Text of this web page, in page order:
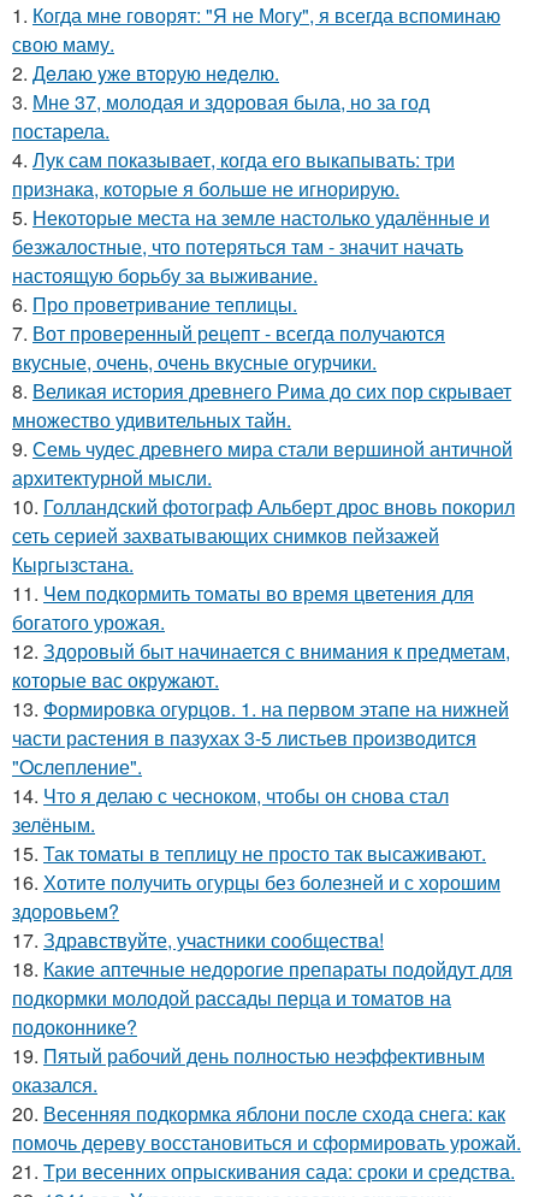
1. Когда мне говорят: "Я не Могу", я всегда вспоминаю
свою маму.
2. Дeлaю yжe втopую нeдeлю.
3. Мне 37, молодая и здоровая была, но за год
постарела.
4. Лук сам показывает, когда его выкапывать: три
признака, которые я больше не игнорирую.
5. Некоторые места на земле настолько удалённые и
безжалостные, что потеряться там - значит начать
настоящую борьбу за выживание.
6. Про проветривание теплицы.
7. Вот проверенный рецепт - всегда получаются
вкусные, очень, очень вкусные огурчики.
8. Великая история древнего Рима до сих пор скрывает
множество удивительных тайн.
9. Семь чудес древнего мира стали вершиной античной
архитектурной мысли.
10. Голландский фотограф Альберт дрос вновь покорил
сеть серией захватывающих снимков пейзажей
Кыргызстана.
11. Чем пoдкормить тoматы во время цветения для
богатого урожая.
12. Здоровый быт начинается с внимания к предметам,
которые вас окружают.
13. Формировка огурцoв. 1. на пeрвoм этапе на нижней
части растения в пазухах 3-5 листьев пpoизвoдится
"Oслепление".
14. Что я делаю с чесноком, чтобы он снова стал
зелёным.
15. Так томаты в теплицу не просто так высаживают.
16. Хотите получить огурцы без болезней и с хорошим
здоровьем?
17. Здравствуйте, участники сообщества!
18. Какие аптечные недорогие препараты подойдут для
подкормки молодой рассады перца и томатов на
подоконнике?
19. Пятый рабочий день полностью неэффективным
оказался.
20. Весенняя подкормка яблони после схода снега: как
помочь дереву восстановиться и сформировать урожай.
21. Tpи весенних опрыскивания сада: сроки и средства.